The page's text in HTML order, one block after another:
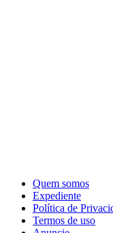
Quem somos
Expediente
Política de
Termos de uso